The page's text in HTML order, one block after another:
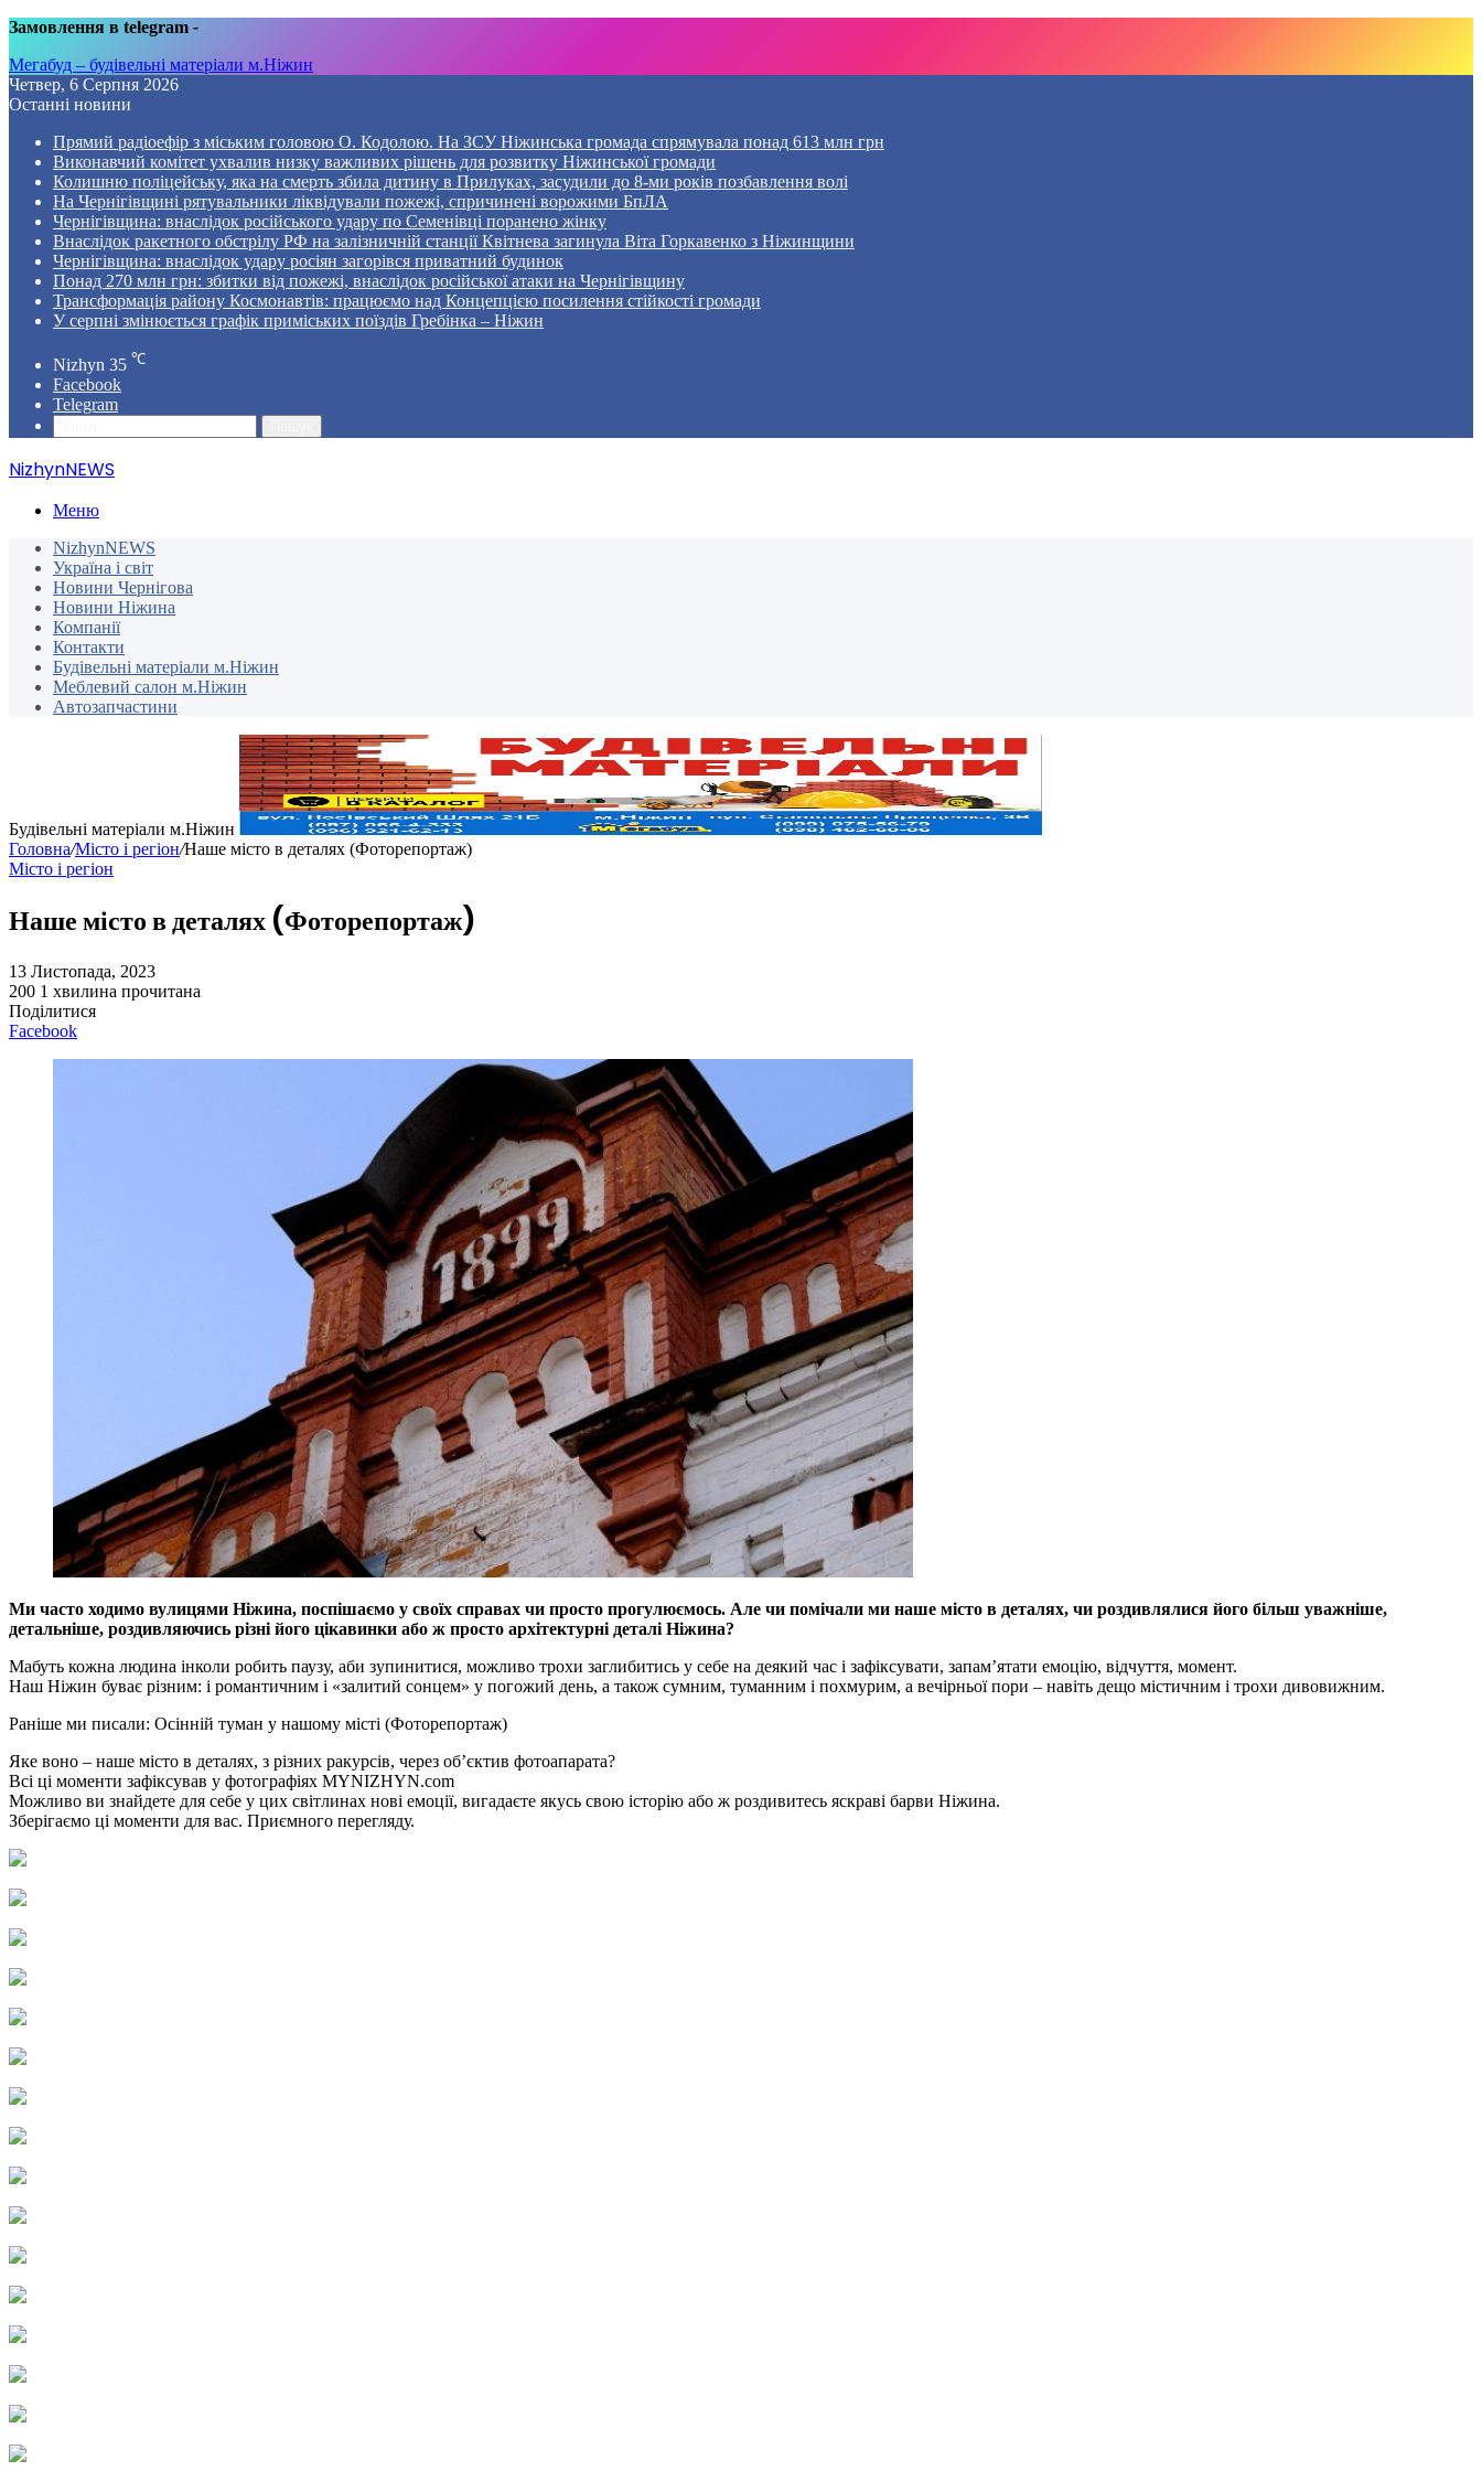
Замовлення в telegram -
Мегабуд – будівельні матеріали м.Ніжин
Четвер, 6 Серпня 2026
Останні новини
Прямий радіоефір з міським головою О. Кодолою. На ЗСУ Ніжинська громада спрямувала понад 613 млн грн
Виконавчий комітет ухвалив низку важливих рішень для розвитку Ніжинської громади
Колишню поліцейську, яка на смерть збила дитину в Прилуках, засудили до 8-ми років позбавлення волі
На Чернігівщині рятувальники ліквідували пожежі, спричинені ворожими БпЛА
Чернігівщина: внаслідок російського удару по Семенівці поранено жінку
Внаслідок ракетного обстрілу РФ на залізничній станції Квітнева загинула Віта Горкавенко з Ніжинщини
Чернігівщина: внаслідок удару росіян загорівся приватний будинок
Понад 270 млн грн: збитки від пожежі, внаслідок російської атаки на Чернігівщину
Трансформація району Космонавтів: працюємо над Концепцією посилення стійкості громади
У серпні змінюється графік приміських поїздів Гребінка – Ніжин
Nizhyn 35 ℃
Facebook
Telegram
NizhynNEWS
Меню
NizhynNEWS
Україна і світ
Новини Чернігова
Новини Ніжина
Компанії
Контакти
Будівельні матеріали м.Ніжин
Меблевий салон м.Ніжин
Автозапчастини
Будівельні матеріали м.Ніжин
Головна/Місто і регіон/Наше місто в деталях (Фоторепортаж)
Місто і регіон
Наше місто в деталях (Фоторепортаж)
13 Листопада, 2023
200 1 хвилина прочитана
Поділитися
Facebook
Ми часто ходимо вулицями Ніжина, поспішаємо у своїх справах чи просто прогулюємось. Але чи помічали ми наше місто в деталях, чи роздивлялися його більш уважніше,
детальніше, роздивляючись різні його цікавинки або ж просто архітектурні деталі Ніжина?
Мабуть кожна людина інколи робить паузу, аби зупинитися, можливо трохи заглибитись у себе на деякий час і зафіксувати, запам’ятати емоцію, відчуття, момент.
Наш Ніжин буває різним: і романтичним і «залитий сонцем» у погожий день, а також сумним, туманним і похмурим, а вечірньої пори – навіть дещо містичним і трохи дивовижним.
Раніше ми писали: Осінній туман у нашому місті (Фоторепортаж)
Яке воно – наше місто в деталях, з різних ракурсів, через об’єктив фотоапарата?
Всі ці моменти зафіксував у фотографіях MYNIZHYN.com
Можливо ви знайдете для себе у цих світлинах нові емоції, вигадаєте якусь свою історію або ж роздивитесь яскраві барви Ніжина.
Зберігаємо ці моменти для вас. Приємного перегляду.